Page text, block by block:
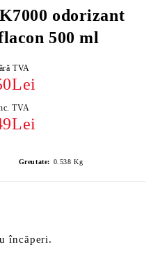
odorizant
500 ml
TVA
TVA
Greutate: 0.538 Kg
încăperi.